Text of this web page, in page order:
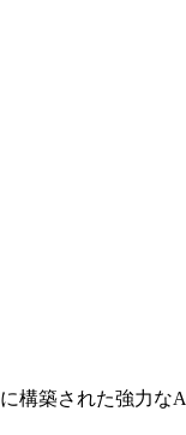
構築された強力